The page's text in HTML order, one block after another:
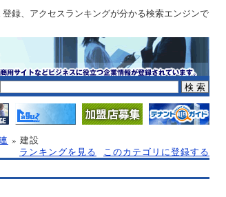
録、アクセスランキングが分かる検索エンジンで
» 建設
ランキングを見る
このカテゴリに登録する